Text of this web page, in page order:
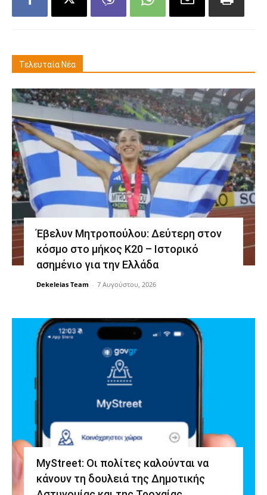
Τελευταία Νέα
Έβελυν Μητροπούλου: Δεύτερη στον
κόσμο στο μήκος Κ20 – Ιστορικό
ασημένιο για την Ελλάδα
Dekeleias Team - 7 Αυγούστου, 2026
MyStreet: Οι πολίτες καλούνται να
κάνουν τη δουλειά της Δημοτικής